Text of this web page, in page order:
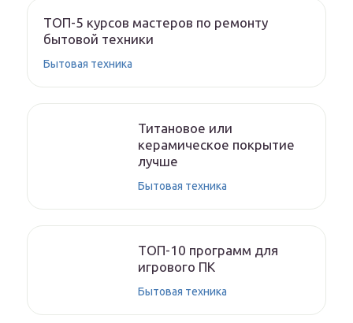
ТОП-5 курсов мастеров по ремонту
бытовой техники
Бытовая техника
Титановое или
керамическое покрытие
лучше
Бытовая техника
ТОП-10 программ для
игрового ПК
Бытовая техника